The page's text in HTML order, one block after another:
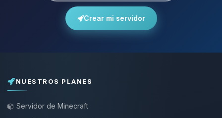
Crear mi servidor
NUESTROS PLANES
Servidor de Minecraft